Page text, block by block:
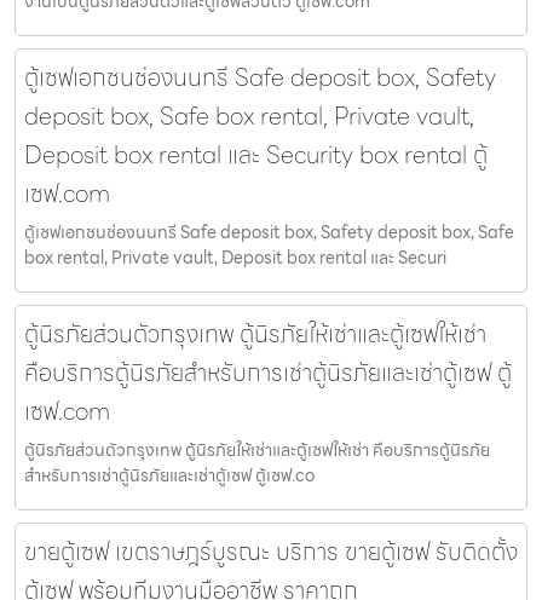
ตู้เซฟเอกชนช่องนนทรี Safe deposit box, Safety
deposit box, Safe box rental, Private vault,
Deposit box rental และ Security box rental ตู้
เซฟ.com
ตู้เซฟเอกชนช่องนนทรี Safe deposit box, Safety deposit box, Safe
box rental, Private vault, Deposit box rental และ Securi
ตู้นิรภัยส่วนตัวกรุงเทพ ตู้นิรภัยให้เช่าและตู้เซฟให้เช่า
คือบริการตู้นิรภัยสำหรับการเช่าตู้นิรภัยและเช่าตู้เซฟ ตู้
เซฟ.com
ตู้นิรภัยส่วนตัวกรุงเทพ ตู้นิรภัยให้เช่าและตู้เซฟให้เช่า คือบริการตู้นิรภัย
สำหรับการเช่าตู้นิรภัยและเช่าตู้เซฟ ตู้เซฟ.co
ขายตู้เซฟ เขตราษฎร์บูรณะ บริการ ขายตู้เซฟ รับติดตั้ง
ตู้เซฟ พร้อมทีมงานมืออาชีพ ราคาถูก